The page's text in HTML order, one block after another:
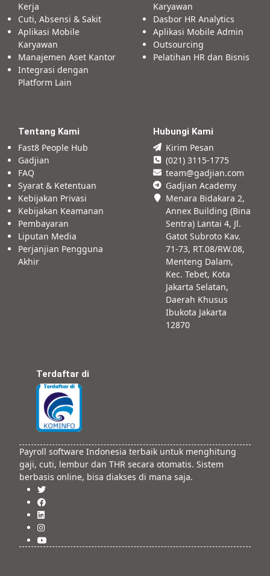
Kerja
Cuti, Absensi & Sakit
Aplikasi Mobile
Karyawan
Manajemen Aset Kantor
Integrasi dengan
Platform Lain
Karyawan
Dasbor HR Analytics
Aplikasi Mobile Admin
Outsourcing
Pelatihan HR dan Bisnis
Tentang Kami
Fast8 People Hub
Gadjian
FAQ
Syarat & Ketentuan
Kebijakan Privasi
Kebijakan Keamanan
Pembayaran
Liputan Media
Perjanjian Pengguna
Akhir
Hubungi Kami
Kirim Pesan
(021) 3115-1775
team@gadjian.com
Gadjian Academy
Menara Bidakara 2,
Annex Building (Bina
Sentra) Lantai 4, Jl.
Gatot Subroto Kav.
71-73, RT.08/RW.08,
Menteng Dalam,
Kec. Tebet, Kota
Jakarta Selatan,
Daerah Khusus
Ibukota Jakarta
12870
Terdaftar di
Payroll software Indonesia terbaik untuk menghitung
gaji, cuti, lembur dan THR secara otomatis. Sistem
berbasis online, bisa diakses di mana saja.